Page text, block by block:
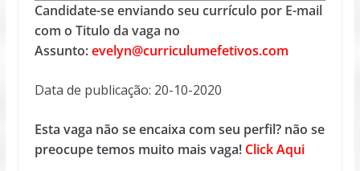
Candidate-se enviando seu currículo por E-mail
com o Titulo da vaga no
Assunto:evelyn@curriculumefetivos.com
Data de publicação: 20-10-2020
Esta vaga não se encaixa com seu perfil? não se
preocupe temos muito mais vaga! Click Aqui